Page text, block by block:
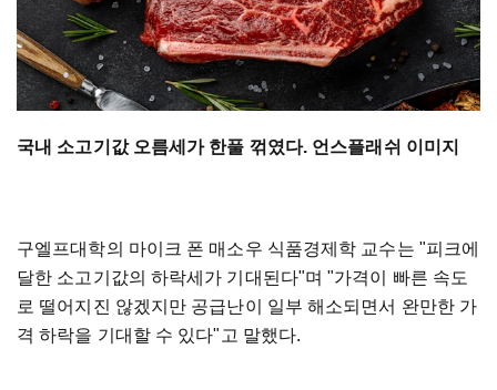
국내 소고기값 오름세가 한풀 꺾였다. 언스플래쉬 이미지
구엘프대학의 마이크 폰 매소우 식품경제학 교수는 "피크에
달한 소고기값의 하락세가 기대된다"며 "가격이 빠른 속도
로 떨어지진 않겠지만 공급난이 일부 해소되면서 완만한 가
격 하락을 기대할 수 있다"고 말했다.